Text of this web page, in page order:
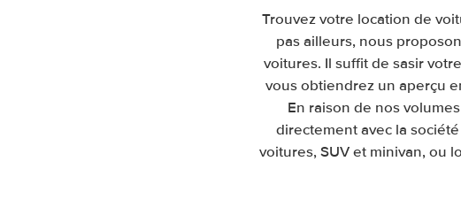
Trouvez votre location de
pas ailleurs, nous
voitures. Il suffit de sasir
vous obtiendrez un aperçu
En raison de nos
directement avec la
voitures, SUV et minivan, ou